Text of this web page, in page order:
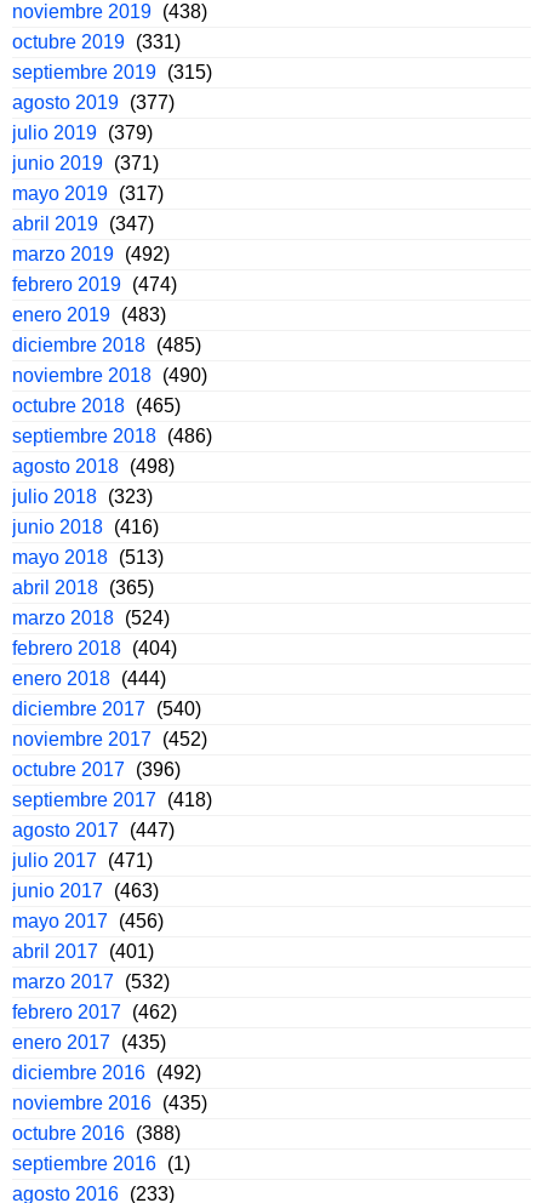
noviembre 2019 (438)
octubre 2019 (331)
septiembre 2019 (315)
agosto 2019 (377)
julio 2019 (379)
junio 2019 (371)
mayo 2019 (317)
abril 2019 (347)
marzo 2019 (492)
febrero 2019 (474)
enero 2019 (483)
diciembre 2018 (485)
noviembre 2018 (490)
octubre 2018 (465)
septiembre 2018 (486)
agosto 2018 (498)
julio 2018 (323)
junio 2018 (416)
mayo 2018 (513)
abril 2018 (365)
marzo 2018 (524)
febrero 2018 (404)
enero 2018 (444)
diciembre 2017 (540)
noviembre 2017 (452)
octubre 2017 (396)
septiembre 2017 (418)
agosto 2017 (447)
julio 2017 (471)
junio 2017 (463)
mayo 2017 (456)
abril 2017 (401)
marzo 2017 (532)
febrero 2017 (462)
enero 2017 (435)
diciembre 2016 (492)
noviembre 2016 (435)
octubre 2016 (388)
septiembre 2016 (1)
agosto 2016 (233)